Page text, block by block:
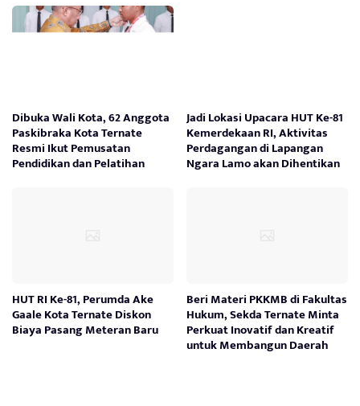
Dibuka Wali Kota, 62 Anggota
Paskibraka Kota Ternate
Resmi Ikut Pemusatan
Pendidikan dan Pelatihan
Jadi Lokasi Upacara HUT Ke-81
Kemerdekaan RI, Aktivitas
Perdagangan di Lapangan
Ngara Lamo akan Dihentikan
HUT RI Ke-81, Perumda Ake
Gaale Kota Ternate Diskon
Biaya Pasang Meteran Baru
Beri Materi PKKMB di Fakultas
Hukum, Sekda Ternate Minta
Perkuat Inovatif dan Kreatif
untuk Membangun Daerah